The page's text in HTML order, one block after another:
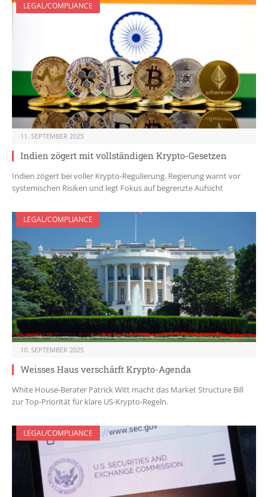
LEGAL/COMPLIANCE
11. SEPTEMBER 2025
Indien zögert mit vollständigen Krypto-Gesetzen
Indien zögert bei voller Krypto-Regulierung. Regierung warnt vor
systemischen Risiken und legt Fokus auf begrenzte Aufsicht
LEGAL/COMPLIANCE
10. SEPTEMBER 2025
Weisses Haus verschärft Krypto-Agenda
White House-Berater Patrick Witt macht das Market Structure Bill
zur Top-Priorität für klare US-Krypto-Regeln.
LEGAL/COMPLIANCE